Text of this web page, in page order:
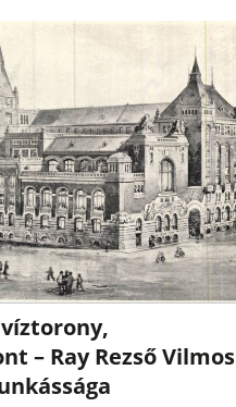
– Ray Rezső Vilmos